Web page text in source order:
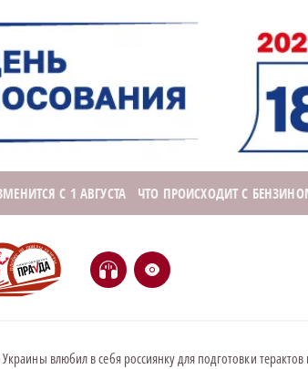
С 1 АВГУСТА ЧТО ПРОИСХОДИТ С
H e
Украины влюбил в себя россиянку для подготовки